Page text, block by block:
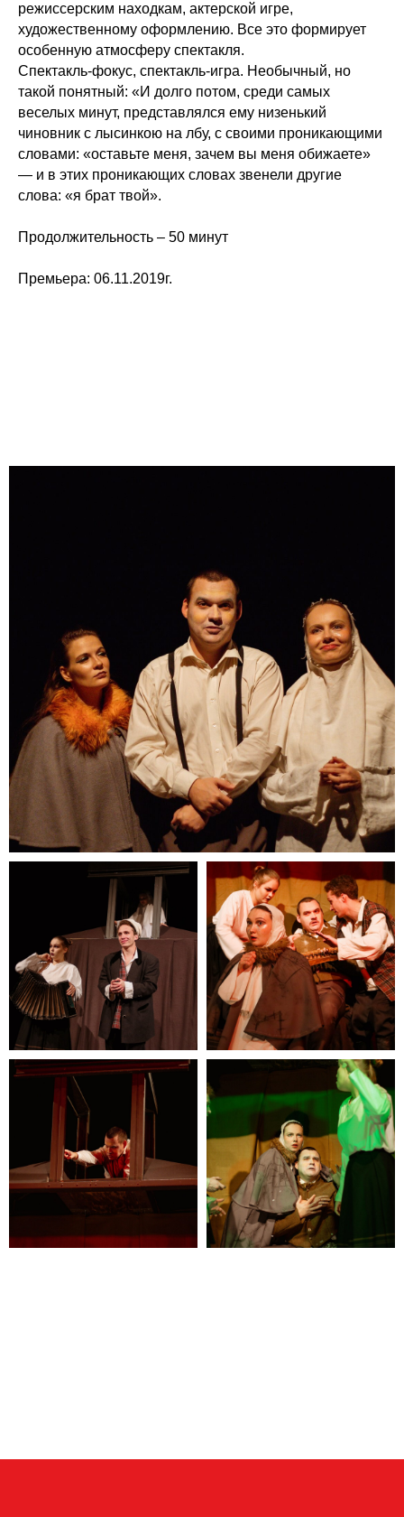
режиссерским находкам, актерской игре,
художественному оформлению. Все это формирует
особенную атмосферу спектакля.
Спектакль-фокус, спектакль-игра. Необычный, но
такой понятный: «И долго потом, среди самых
веселых минут, представлялся ему низенький
чиновник с лысинкою на лбу, с своими проникающими
словами: «оставьте меня, зачем вы меня обижаете»
— и в этих проникающих словах звенели другие
слова: «я брат твой».
Продолжительность – 50 минут
Премьера: 06.11.2019г.